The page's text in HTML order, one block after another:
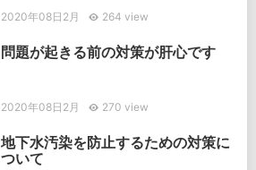
2020年08日2月 264 view
問題が起きる前の対策が肝心です
2020年08日2月 270 view
地下水汚染を防止するための対策に
ついて